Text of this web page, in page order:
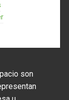
son